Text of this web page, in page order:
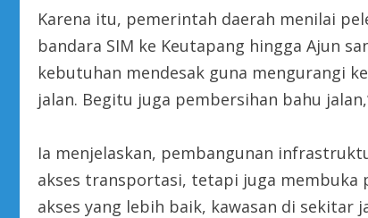
Karena itu, pemerintah daerah menilai
bandara SIM ke Keutapang hingga Ajun
kebutuhan mendesak guna mengurangi
jalan. Begitu juga pembersihan bahu
Ia menjelaskan, pembangunan
akses transportasi, tetapi juga membuka
akses yang lebih baik, kawasan di